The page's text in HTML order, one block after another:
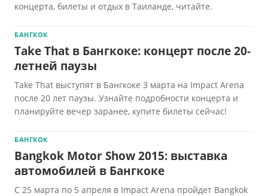
концерта, билеты и отдых в Таиланде, читайте.
БАНГКОК
Take That в Бангкоке: концерт после 20-
летней паузы
Take That выступят в Бангкоке 3 марта на Impact Arena
после 20 лет паузы. Узнайте подробности концерта и
планируйте вечер заранее, купите билеты сейчас!
БАНГКОК
Bangkok Motor Show 2015: выставка
автомобилей в Бангкоке
С 25 марта по 5 апреля в Impact Arena пройдет Bangkok